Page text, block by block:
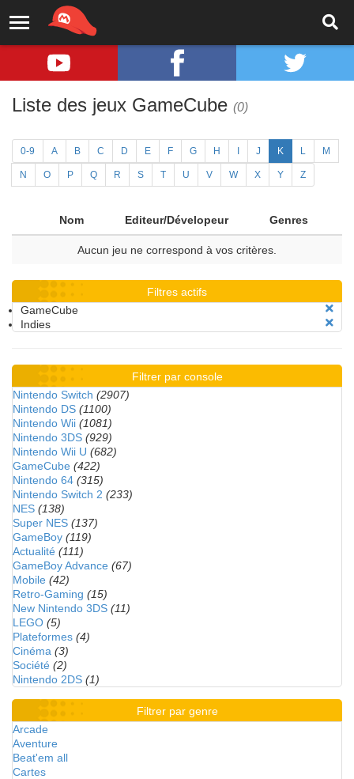
Liste des jeux GameCube (0)
0-9 A B C D E F G H J K L M
N O P Q R S T U V W X Y Z
Nom Editeur/Dévelopeur Genres
Aucun jeu ne correspond à vos critères.
Filtres actifs
GameCube
Indies
Filtrer par console
Nintendo Switch (2907)
Nintendo DS (1100)
Nintendo Wii (1081)
Nintendo 3DS (929)
Nintendo Wii U (682)
GameCube (422)
Nintendo 64 (315)
Nintendo Switch 2 (233)
NES (138)
Super NES (137)
GameBoy (119)
Actualité (111)
GameBoy Advance (67)
Mobile (42)
Retro-Gaming (15)
New Nintendo 3DS (11)
LEGO (5)
Plateformes (4)
Cinéma (3)
Société (2)
Nintendo 2DS (1)
Filtrer par genre
Arcade
Aventure
Beat'em all
Cartes